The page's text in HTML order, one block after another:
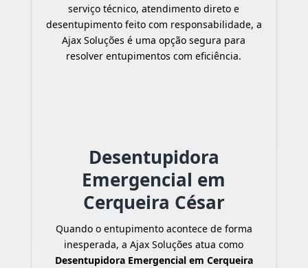
serviço técnico, atendimento direto e
desentupimento feito com responsabilidade, a
Ajax Soluções é uma opção segura para
resolver entupimentos com eficiência.
Desentupidora
Emergencial em
Cerqueira César
Quando o entupimento acontece de forma
inesperada, a Ajax Soluções atua como
Desentupidora Emergencial em Cerqueira